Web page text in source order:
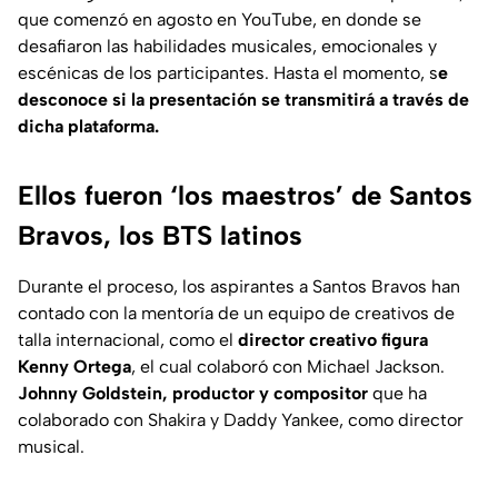
que comenzó en agosto en YouTube, en donde se
desafiaron las habilidades musicales, emocionales y
escénicas de los participantes. Hasta el momento, se
desconoce si la presentación se transmitirá a través de
dicha plataforma.
Ellos fueron ‘los maestros’ de Santos
Bravos, los BTS latinos
Durante el proceso, los aspirantes a Santos Bravos han
contado con la mentoría de un equipo de creativos de
talla internacional, como el director creativo figura
Kenny Ortega, el cual colaboró con Michael Jackson.
Johnny Goldstein, productor y compositor que ha
colaborado con Shakira y Daddy Yankee, como director
musical.